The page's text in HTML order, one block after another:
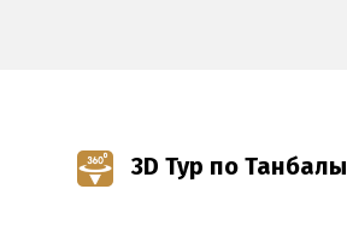
3D Тур по Танбалы